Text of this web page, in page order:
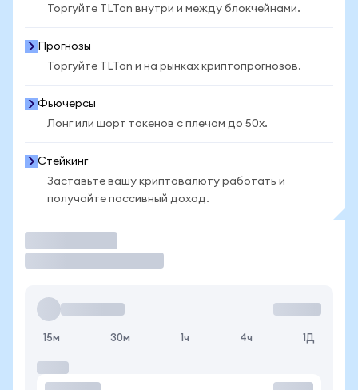
Торгуйте TLTon внутри и между блокчейнами.
Прогнозы
Торгуйте TLTon и на рынках криптопрогнозов.
Фьючерсы
Лонг или шорт токенов с плечом до 50x.
Стейкинг
Заставьте вашу криптовалюту работать и
получайте пассивный доход.
15м 30м 1ч 4ч 1Д